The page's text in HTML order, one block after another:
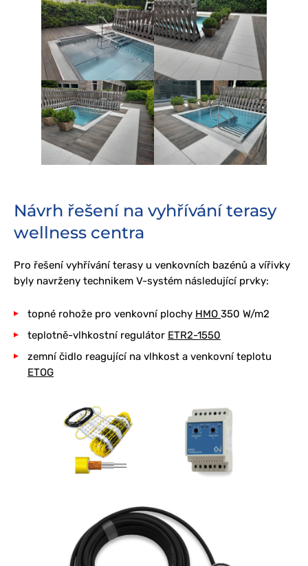
Návrh řešení na vyhřívání terasy
wellness centra
Pro řešení vyhřívání terasy u venkovních bazénů a vířivky
byly navrženy technikem V-systém následující prvky:
topné rohože pro venkovní plochy HMO 350 W/m2
teplotně-vlhkostní regulátor ETR2-1550
zemní čidlo reagující na vlhkost a venkovní teplotu
ETOG